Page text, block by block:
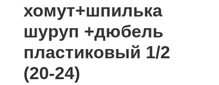
хомут+шпилька
шуруп +дюбель
пластиковый 1/2
(20-24)